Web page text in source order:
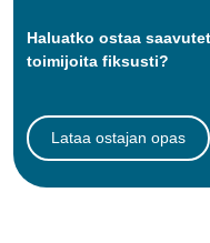
Haluatko ostaa
toimijoita fiksusti?
Lataa ostajan opas